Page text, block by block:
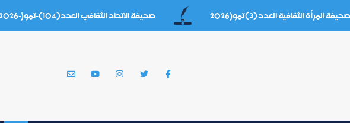
الثقافية العدد (3) تموز 2026 صحيفة الاتحاد الثقافي العدد(104)-تموز-2026